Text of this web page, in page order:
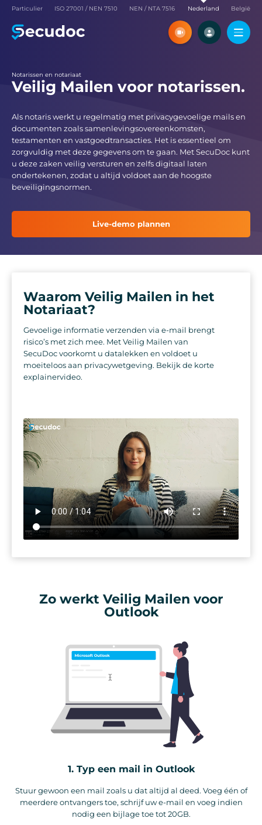
Particulier ISO 27001 / NEN 7510 NEN / NTA 7516 Nederland België
Notarissen en notariaat
Veilig Mailen voor notarissen.
Als notaris werkt u regelmatig met privacygevoelige mails en
documenten zoals samenlevingsovereenkomsten,
testamenten en vastgoedtransacties. Het is essentieel om
zorgvuldig met deze gegevens om te gaan. Met SecuDoc kunt
u deze zaken veilig versturen en zelfs digitaal laten
ondertekenen, zodat u altijd voldoet aan de hoogste
beveiligingsnormen.
Live-demo plannen
Waarom Veilig Mailen in het
Notariaat?
Gevoelige informatie verzenden via e-mail brengt
risico’s met zich mee. Met Veilig Mailen van
SecuDoc voorkomt u datalekken en voldoet u
moeiteloos aan privacywetgeving. Bekijk de korte
explainervideo.
Zo werkt Veilig Mailen voor
Outlook
1. Typ een mail in Outlook
Stuur gewoon een mail zoals u dat altijd al deed. Voeg één of
meerdere ontvangers toe, schrijf uw e-mail en voeg indien
nodig een bijlage toe tot 20GB.
Ontdek SecuDoc tijdens een
Maak een volledig
SecuDoc-account
zelf alle functies